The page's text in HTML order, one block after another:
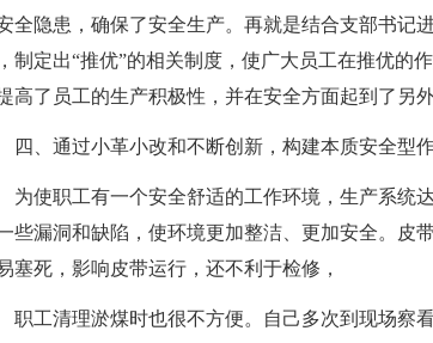
全隐患，确保了安全生产。再就是结合支部书记
制定出“推优”的相关制度，使广大员工在推优的
提高了员工的生产积极性，并在安全方面起到了另外
四、通过小革小改和不断创新，构建本质安全型作
为使职工有一个安全舒适的工作环境，生产系统
些漏洞和缺陷，使环境更加整洁、更加安全。皮
塞死，影响皮带运行，还不利于检修，
职工清理淤煤时也很不方便。自己多次到现场察